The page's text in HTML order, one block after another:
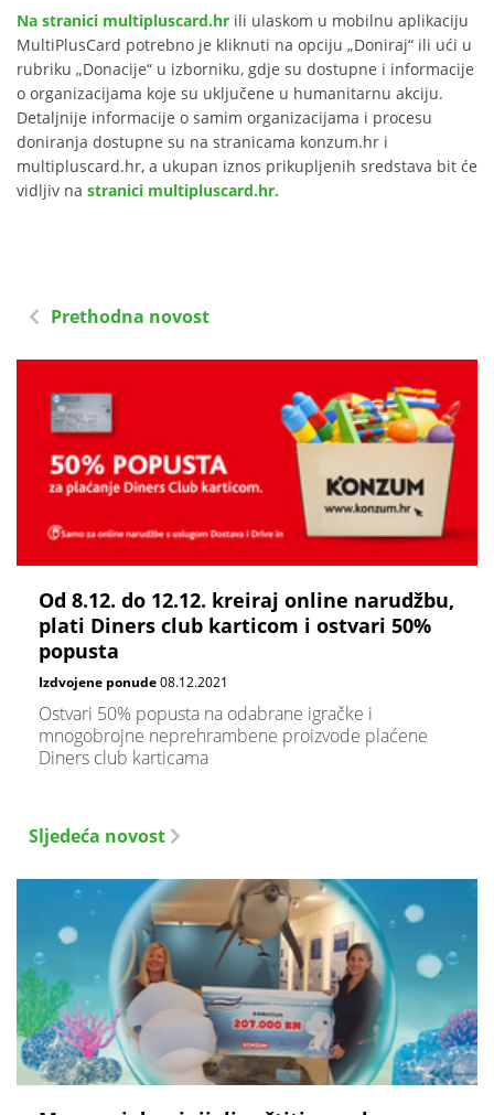
Na stranici multipluscard.hr ili ulaskom u mobilnu aplikaciju
MultiPlusCard potrebno je kliknuti na opciju „Doniraj“ ili ući u
rubriku „Donacije“ u izborniku, gdje su dostupne i informacije
o organizacijama koje su uključene u humanitarnu akciju.
Detaljnije informacije o samim organizacijama i procesu
doniranja dostupne su na stranicama konzum.hr i
multipluscard.hr, a ukupan iznos prikupljenih sredstava bit će
vidljiv na stranici multipluscard.hr.
Prethodna novost
Od 8.12. do 12.12. kreiraj online narudžbu,
plati Diners club karticom i ostvari 50%
popusta
Izdvojene ponude08.12.2021
Ostvari 50% popusta na odabrane igračke i
mnogobrojne neprehrambene proizvode plaćene
Diners club karticama
Sljedeća novost